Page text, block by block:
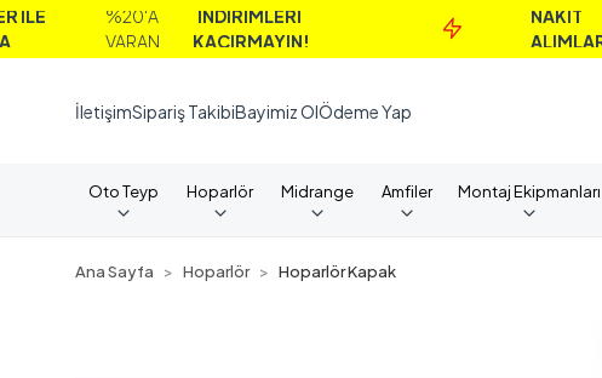
%20'A
İNDİRİMLERİ
KAÇIRMAYIN!
ALIMLARDA
İletişimSipariş TakibiBayimiz OlÖdeme Yap
Oto Teyp Hoparlör Midrange Amfiler Montaj Ekipmanları
Ana Sayfa Hoparlör Hoparlör Kapak